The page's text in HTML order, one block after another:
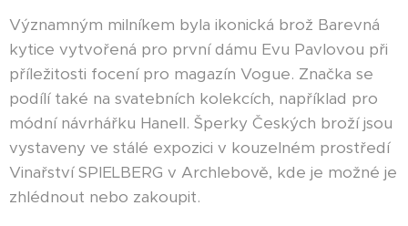
Významným milníkem byla ikonická brož Barevná
kytice vytvořená pro první dámu Evu Pavlovou při
příležitosti focení pro magazín Vogue. Značka se
podílí také na svatebních kolekcích, například pro
módní návrhářku Hanell. Šperky Českých broží jsou
vystaveny ve stálé expozici v kouzelném prostředí
Vinařství SPIELBERG v Archlebově, kde je možné je
zhlédnout nebo zakoupit.